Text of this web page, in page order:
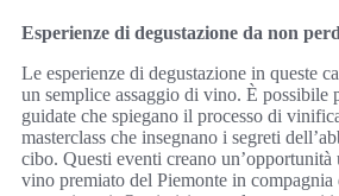
Esperienze di degustazione da non
Le esperienze di degustazione in queste
un semplice assaggio di vino. È possibile
guidate che spiegano il processo di
masterclass che insegnano i segreti
cibo. Questi eventi creano un’opportunità
vino premiato del Piemonte in compagnia